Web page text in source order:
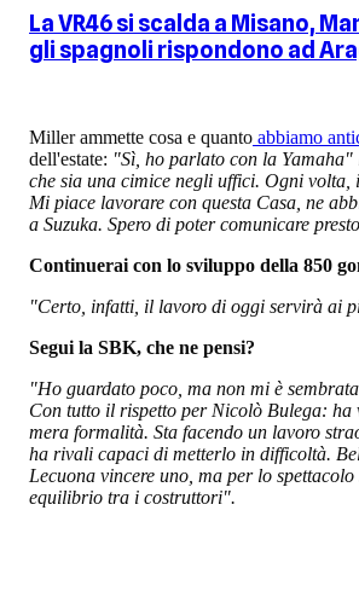
La VR46 si scalda a Misano,
gli spagnoli rispondono ad
Miller ammette cosa e quanto abbiamo
dell'estate: "Sì, ho parlato con la
che sia una cimice negli uffici. Ogni volta,
Mi piace lavorare con questa Casa, ne
a Suzuka. Spero di poter comunicare
Continuerai con lo sviluppo della 850
"Certo, infatti, il lavoro di oggi servirà ai
Segui la SBK, che ne pensi?
"Ho guardato poco, ma non mi è
Con tutto il rispetto per Nicolò Bulega: ha
mera formalità. Sta facendo un lavoro
ha rivali capaci di metterlo in difficoltà.
Lecuona vincere uno, ma per lo
equilibrio tra i costruttori".